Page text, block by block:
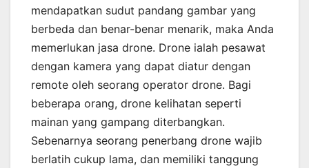
mendapatkan sudut pandang gambar yang
berbeda dan benar-benar menarik, maka Anda
memerlukan jasa drone. Drone ialah pesawat
dengan kamera yang dapat diatur dengan
remote oleh seorang operator drone. Bagi
beberapa orang, drone kelihatan seperti
mainan yang gampang diterbangkan.
Sebenarnya seorang penerbang drone wajib
berlatih cukup lama, dan memiliki tanggung